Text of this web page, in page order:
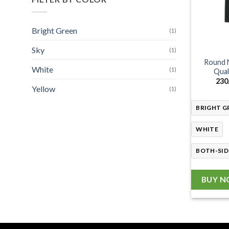
Bright Green (1)
Sky (1)
White (1)
Yellow (1)
Round
BRIGHT
WHITE
BOTH-
BUY